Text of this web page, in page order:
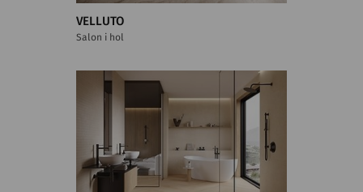
VELLUTO
Salon i hol